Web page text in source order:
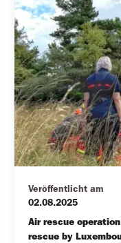
Veröffentlicht am
02.08.2025
Air rescue
rescue by